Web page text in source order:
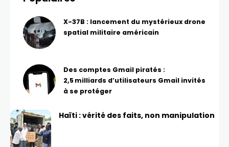
X-37B : lancement du mystérieux drone
spatial militaire américain
Des comptes Gmail piratés :
2,5 milliards d’utilisateurs Gmail invités
à se protéger
Haïti : vérité des faits, non manipulation